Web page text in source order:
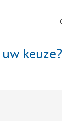
keuze?